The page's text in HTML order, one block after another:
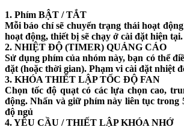
1. Phím BẬT / TẮT
Mỗi báo chí sẽ chuyển trạng thái hoạt
hoạt động, thiết bị sẽ chạy ở cài đặt hiện tại.
2. NHIỆT ĐỘ (TIMER) QUẢNG CÁO
Sử dụng phím của nhóm này, bạn có thể
đặt (hoặc thời gian). Phạm vi cài đặt nhiệt
3. KHÓA THIẾT LẬP TỐC ĐỘ FAN
Chọn tốc độ quạt có các lựa chọn cao,
động. Nhấn và giữ phím này liên tục trong
độ ngủ
4. YÊU CẦU / THIẾT LẬP KHÓA NHỚ